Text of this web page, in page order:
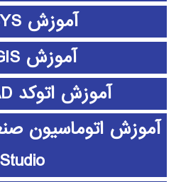
آموزش ANSYS
آموزش ArcGIS
آموزش اتوکد AUTOCAD
Studio